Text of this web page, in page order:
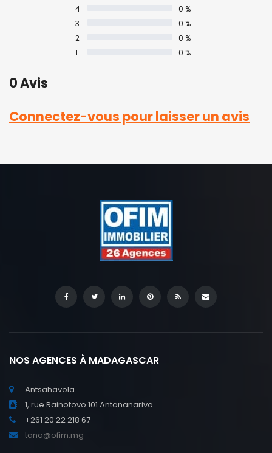
4
0 %
3
0 %
2
0 %
1
0 %
0 Avis
Connectez-vous pour laisser un avis
NOS AGENCES À MADAGASCAR
Antsahavola
1, rue Rainotovo 101 Antananarivo.
+261 20 22 218 67
tana@ofim.mg